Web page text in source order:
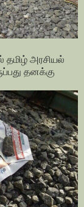
தமிழ் அரசியல்
தனக்கு